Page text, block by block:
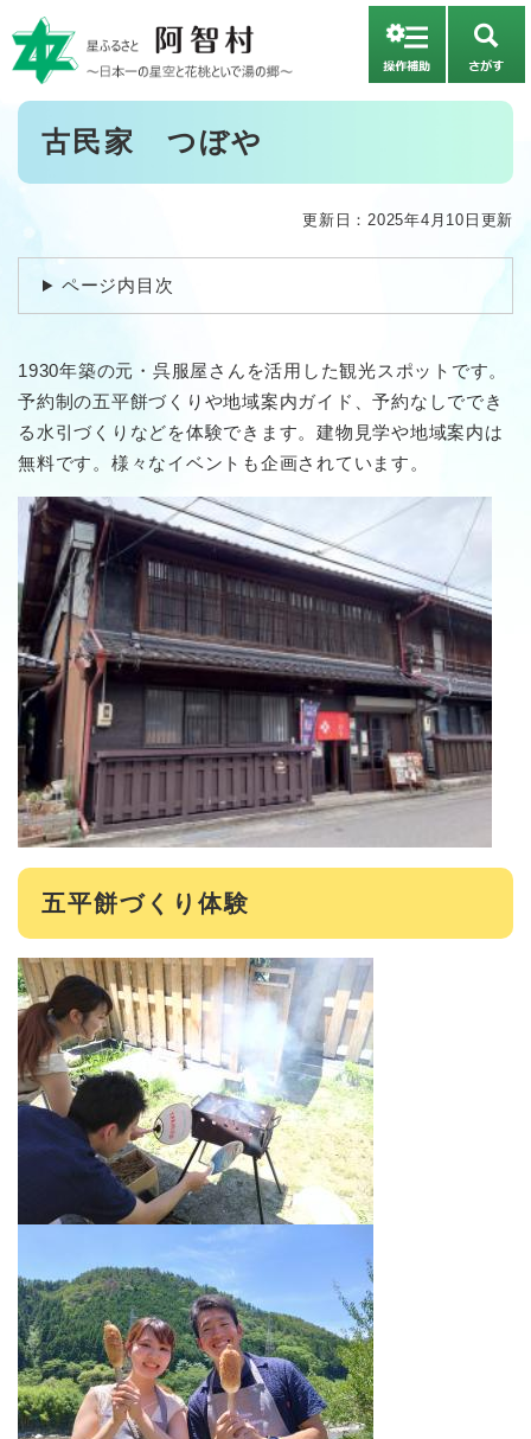
ー
ジ
が
す
本
古民家 つぼや
更新日：2025年4月10日更新
ページ内目次
1930年築の元・呉服屋さんを活用した観光スポットです。
予約制の五平餅づくりや地域案内ガイド、予約なしででき
る水引づくりなどを体験できます。建物見学や地域案内は
無料です。様々なイベントも企画されています。
五平餅づくり体験